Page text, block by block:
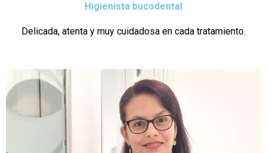
Higienista bucodental
Delicada, atenta y muy cuidadosa en cada tratamiento.